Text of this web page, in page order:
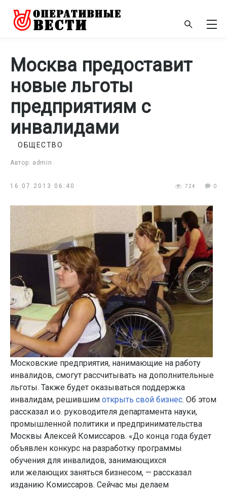
Москва предоставит
новые льготы
предприятиям с
инвалидами
Автор: admin
ОБЩЕСТВО
16.07.2013 06:40 724 0
Московские предприятия, нанимающие на работу
инвалидов, смогут рассчитывать на дополнительные
льготы. Также будет оказываться поддержка
инвалидам, решившим открыть свой бизнес. Об этом
рассказал и.о. руководителя департамента науки,
промышленной политики и предпринимательства
Москвы Алексей Комиссаров. «До конца года будет
объявлен конкурс на разработку программы
обучения для инвалидов, занимающихся
или желающих заняться бизнесом, — рассказал
изданию Комиссаров. Сейчас мы делаем